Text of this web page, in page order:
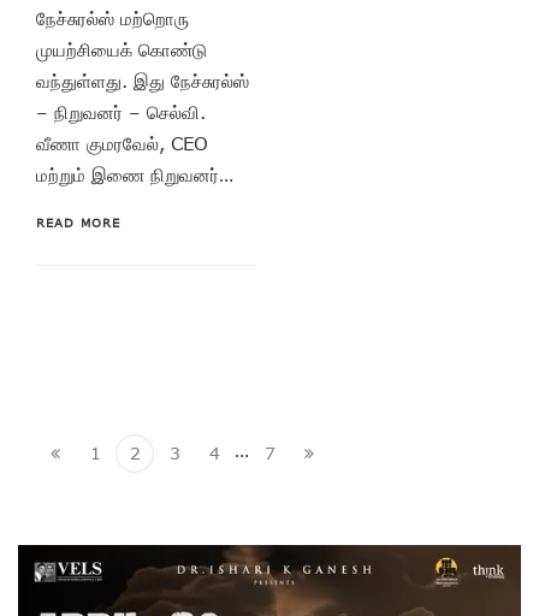
நேச்சுரல்ஸ் மற்றொரு
முயற்சியைக் கொண்டு
வந்துள்ளது. இது நேச்சுரல்ஸ்
– நிறுவனர் – செல்வி.
வீணா குமரவேல், CEO
மற்றும் இணை நிறுவனர்…
READ MORE
1 2 3 4 … 7